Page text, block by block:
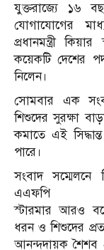
যুক্তরাজ্যে ১৬
যোগাযোগের
প্রধানমন্ত্রী
কয়েকটি দেশের
নিলেন।
সোমবার এক
শিশুদের সুরক্ষা
কমাতে এই
পারে।
সংবাদ সম্মেলনে
এএফপি
স্টারমার আরও
ধরন ও শিশুদের
আনন্দদায়ক শৈশব